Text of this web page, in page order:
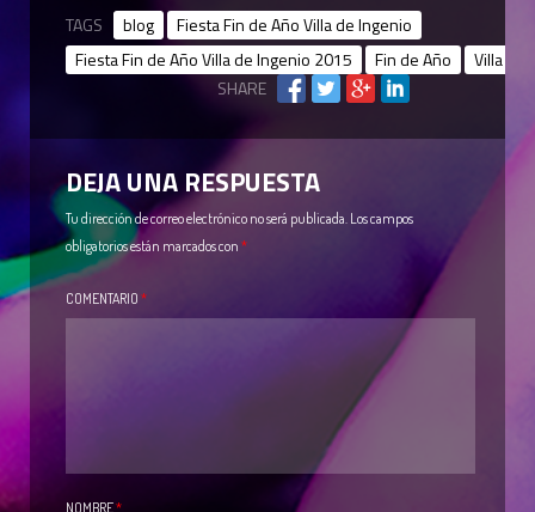
TAGS blog
Fiesta Fin de Año Villa de Ingenio
Fiesta Fin de Año Villa de Ingenio 2015
Fin de Año
Villa de
SHARE
DEJA UNA RESPUESTA
Tu dirección de correo electrónico no será publicada. Los campos
obligatorios están marcados con *
COMENTARIO *
NOMBRE*